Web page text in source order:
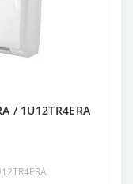
/ 1U12TR4ERA